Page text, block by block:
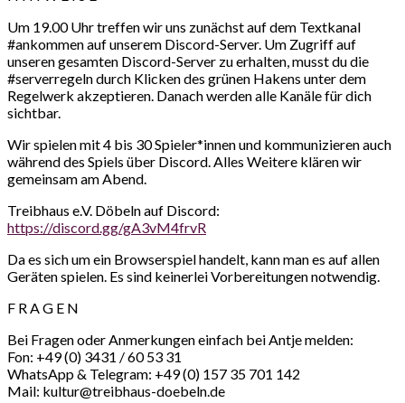
Um 19.00 Uhr treffen wir uns zunächst auf dem Textkanal
#ankommen auf unserem Discord-Server. Um Zugriff auf
unseren gesamten Discord-Server zu erhalten, musst du die
#serverregeln durch Klicken des grünen Hakens unter dem
Regelwerk akzeptieren. Danach werden alle Kanäle für dich
sichtbar.
Wir spielen mit 4 bis 30 Spieler*innen und kommunizieren auch
während des Spiels über Discord. Alles Weitere klären wir
gemeinsam am Abend.
Treibhaus e.V. Döbeln auf Discord:
https://discord.gg/gA3vM4frvR
Da es sich um ein Browserspiel handelt, kann man es auf allen
Geräten spielen. Es sind keinerlei Vorbereitungen notwendig.
F R A G E N
Bei Fragen oder Anmerkungen einfach bei Antje melden:
Fon: +49 (0) 3431 / 60 53 31
WhatsApp & Telegram: +49 (0) 157 35 701 142
Mail: kultur@treibhaus-doebeln.de